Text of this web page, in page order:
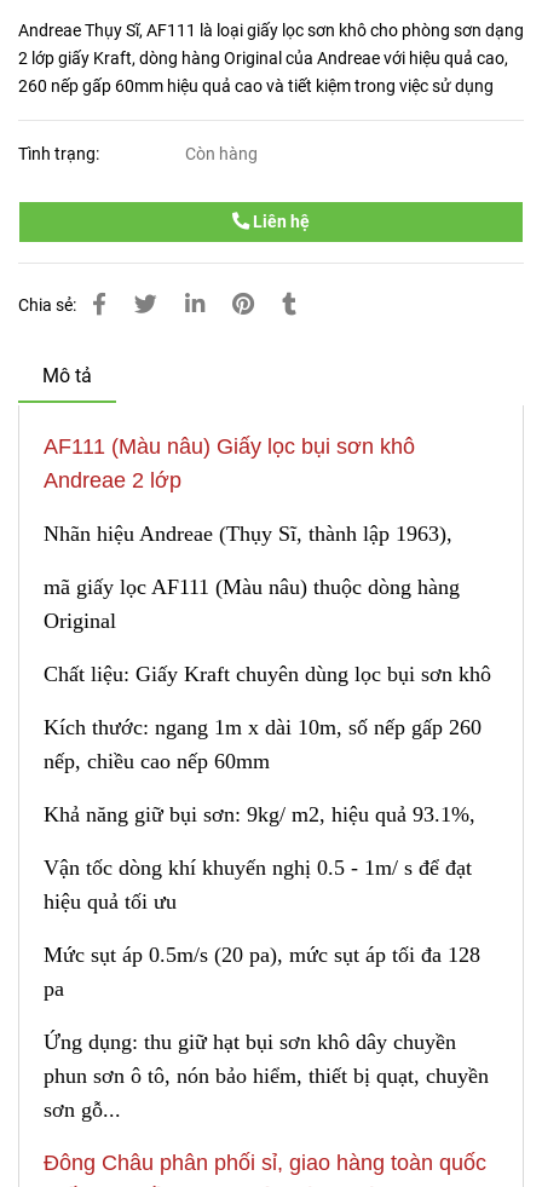
Andreae Thụy Sĩ, AF111 là loại giấy lọc sơn khô cho phòng sơn dạng
2 lớp giấy Kraft, dòng hàng Original của Andreae với hiệu quả cao,
260 nếp gấp 60mm hiệu quả cao và tiết kiệm trong việc sử dụng
Tình trạng: Còn hàng
Liên hệ
Chia sẻ:
Mô tả
AF111 (Màu nâu) Giấy lọc bụi sơn khô
Andreae 2 lớp
Nhãn hiệu Andreae (Thụy Sĩ, thành lập 1963),
mã giấy lọc AF111 (Màu nâu) thuộc dòng hàng
Original
Chất liệu: Giấy Kraft chuyên dùng lọc bụi sơn khô
Kích thước: ngang 1m x dài 10m, số nếp gấp 260
nếp, chiều cao nếp 60mm
Khả năng giữ bụi sơn: 9kg/ m2, hiệu quả 93.1%,
Vận tốc dòng khí khuyến nghị 0.5 - 1m/ s để đạt
hiệu quả tối ưu
Mức sụt áp 0.5m/s (20 pa), mức sụt áp tối đa 128
pa
Ứng dụng: thu giữ hạt bụi sơn khô dây chuyền
phun sơn ô tô, nón bảo hiểm, thiết bị quạt, chuyền
sơn gỗ...
Đông Châu phân phối sỉ, giao hàng toàn quốc